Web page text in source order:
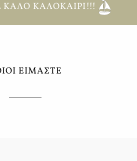
ΚΑΛΌ ΚΑΛΟΚΑΊΡΙ!!!
ΕΙΜΑΣΤΕ